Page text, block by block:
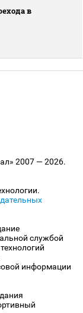
в
2007 — 2026.
службой
информации